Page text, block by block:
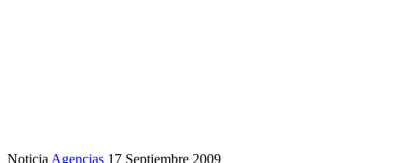
Noticia Agencias 17 Septiembre 2009